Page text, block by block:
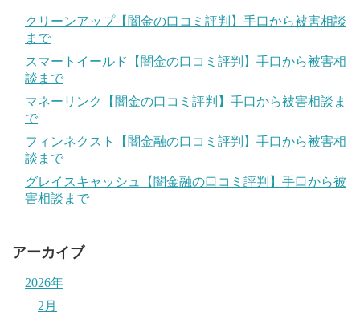
クリーンアップ【闇金の口コミ評判】手口から被害相談
まで
スマートイールド【闇金の口コミ評判】手口から被害相
談まで
マネーリンク【闇金の口コミ評判】手口から被害相談ま
で
フィンネクスト【闇金融の口コミ評判】手口から被害相
談まで
グレイスキャッシュ【闇金融の口コミ評判】手口から被
害相談まで
アーカイブ
2026年
2月